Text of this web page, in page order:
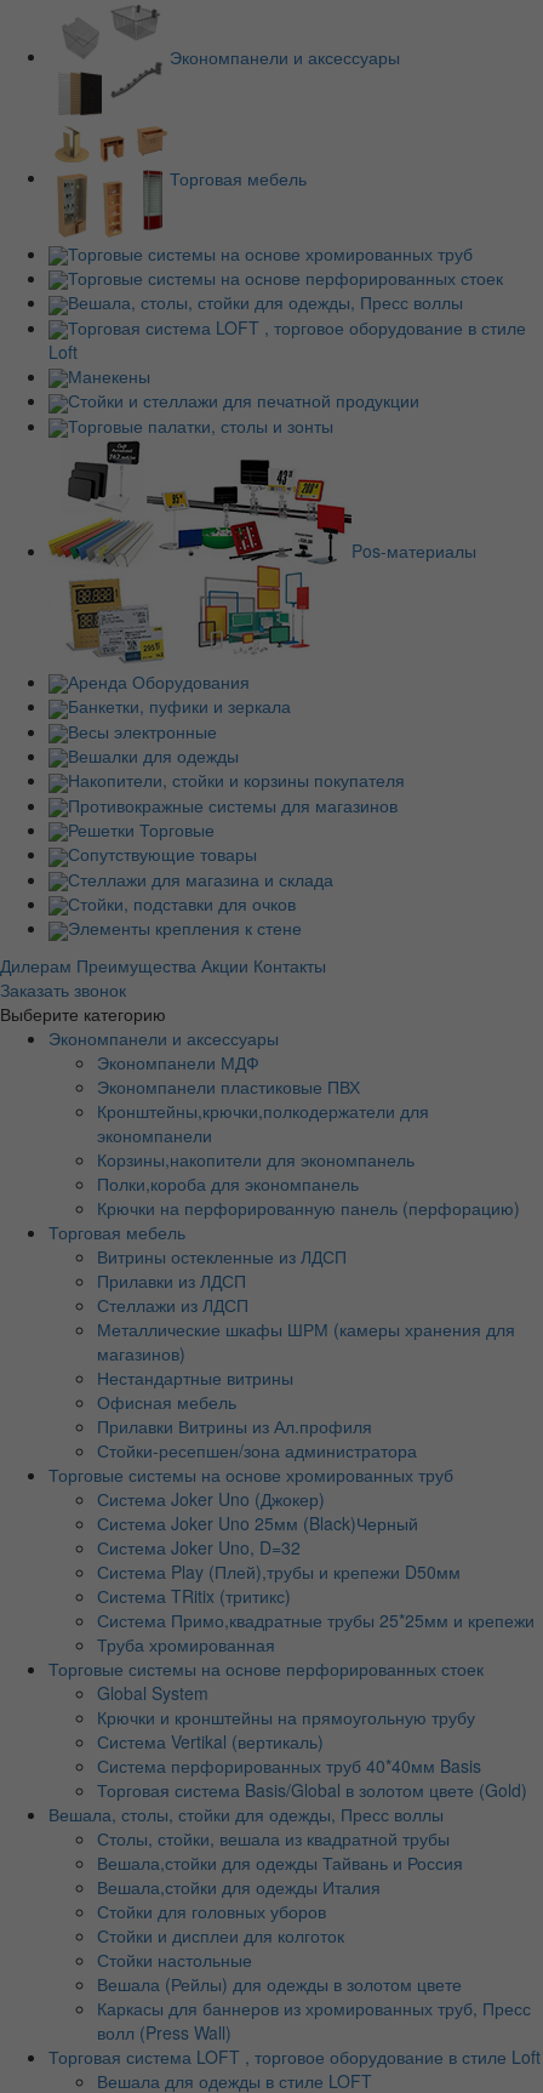
Экономпанели и аксессуары
Торговая мебель
Торговые системы на основе хромированных труб
Торговые системы на основе перфорированных стоек
Вешала, столы, стойки для одежды, Пресс воллы
Торговая система LOFT , торговое оборудование в стиле
Loft
Манекены
Стойки и стеллажи для печатной продукции
Торговые палатки, столы и зонты
Pos-материалы
Аренда Оборудования
Банкетки, пуфики и зеркала
Весы электронные
Вешалки для одежды
Накопители, стойки и корзины покупателя
Противокражные системы для магазинов
Решетки Торговые
Сопутствующие товары
Стеллажи для магазина и склада
Стойки, подставки для очков
Элементы крепления к стене
Дилерам Преимущества Акции Контакты
Заказать звонок
Выберите категорию
Экономпанели и аксессуары
Экономпанели МДФ
Экономпанели пластиковые ПВХ
Кронштейны,крючки,полкодержатели для
экономпанели
Корзины,накопители для экономпанель
Полки,короба для экономпанель
Крючки на перфорированную панель (перфорацию)
Торговая мебель
Витрины остекленные из ЛДСП
Прилавки из ЛДСП
Стеллажи из ЛДСП
Металлические шкафы ШРМ (камеры хранения для
магазинов)
Нестандартные витрины
Офисная мебель
Прилавки Витрины из Ал.профиля
Стойки-ресепшен/зона администратора
Торговые системы на основе хромированных труб
Система Joker Uno (Джокер)
Система Joker Uno 25мм (Black)Черный
Система Joker Uno, D=32
Система Play (Плей),трубы и крепежи D50мм
Система TRitix (тритикс)
Система Примо,квадратные трубы 25*25мм и крепежи
Труба хромированная
Торговые системы на основе перфорированных стоек
Global System
Крючки и кронштейны на прямоугольную трубу
Система Vertikal (вертикаль)
Система перфорированных труб 40*40мм Basis
Торговая система Basis/Global в золотом цвете (Gold)
Вешала, столы, стойки для одежды, Пресс воллы
Столы, стойки, вешала из квадратной трубы
Вешала,стойки для одежды Тайвань и Россия
Вешала,стойки для одежды Италия
Стойки для головных уборов
Стойки и дисплеи для колготок
Стойки настольные
Вешала (Рейлы) для одежды в золотом цвете
Каркасы для баннеров из хромированных труб, Пресс
волл (Press Wall)
Торговая система LOFT , торговое оборудование в стиле Loft
Вешала для одежды в стиле LOFT